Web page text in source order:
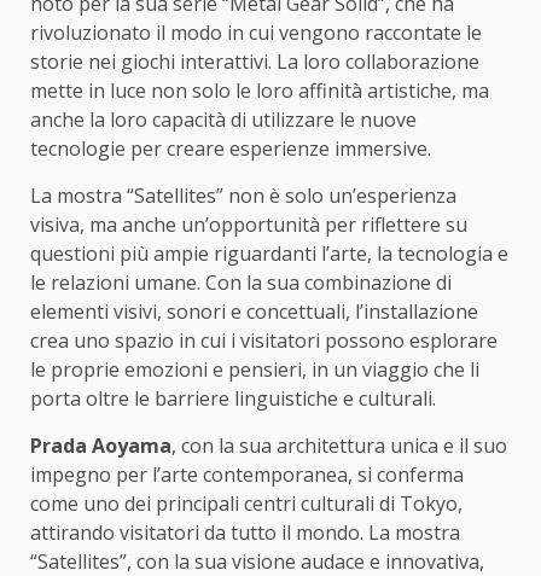
rivoluzionato il modo in cui vengono raccontate le
storie nei giochi interattivi. La loro collaborazione
mette in luce non solo le loro affinità artistiche, ma
anche la loro capacità di utilizzare le nuove
tecnologie per creare esperienze immersive.
La mostra “Satellites” non è solo un’esperienza
visiva, ma anche un’opportunità per riflettere su
questioni più ampie riguardanti l’arte, la tecnologia e
le relazioni umane. Con la sua combinazione di
elementi visivi, sonori e concettuali, l’installazione
crea uno spazio in cui i visitatori possono esplorare
le proprie emozioni e pensieri, in un viaggio che li
porta oltre le barriere linguistiche e culturali.
Prada Aoyama, con la sua architettura unica e il suo
impegno per l’arte contemporanea, si conferma
come uno dei principali centri culturali di Tokyo,
attirando visitatori da tutto il mondo. La mostra
“Satellites”, con la sua visione audace e innovativa,